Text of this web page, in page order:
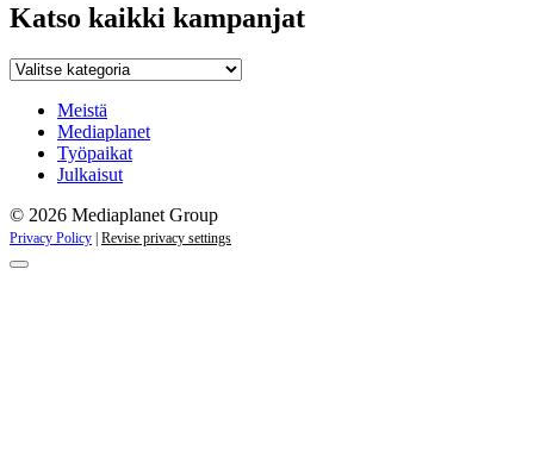
Katso kaikki kampanjat
Katso
kampanjat
Meistä
Mediaplanet
Työpaikat
Julkaisut
© 2026 Mediaplanet Group
Privacy Policy | Revise privacy settings